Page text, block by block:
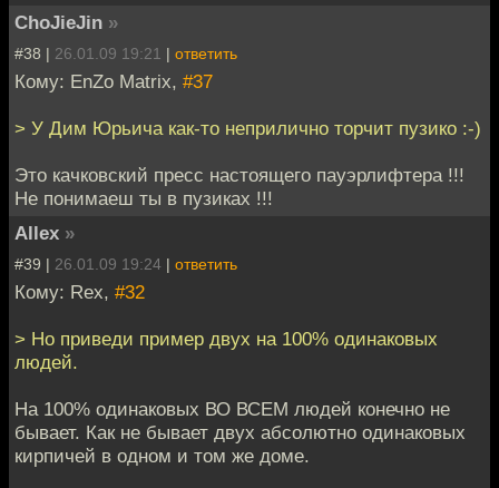
ChoJieJin »
#38 | 26.01.09 19:21 | ответить
Кому: EnZo Matrix, #37
> У Дим Юрьича как-то неприлично торчит пузико :-)
Это качковский пресс настоящего пауэрлифтера !!!
Не понимаеш ты в пузиках !!!
Allex »
#39 | 26.01.09 19:24 | ответить
Кому: Rex, #32
> Но приведи пример двух на 100% одинаковых
людей.
На 100% одинаковых ВО ВСЕМ людей конечно не
бывает. Как не бывает двух абсолютно одинаковых
кирпичей в одном и том же доме.